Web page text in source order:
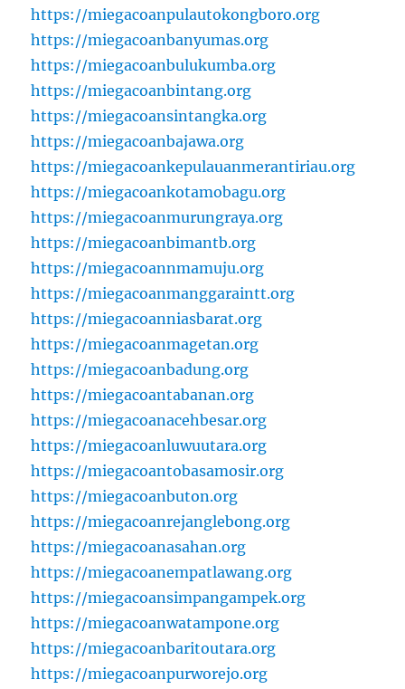
https://miegacoanpulautokongboro.org
https://miegacoanbanyumas.org
https://miegacoanbulukumba.org
https://miegacoanbintang.org
https://miegacoansintangka.org
https://miegacoanbajawa.org
https://miegacoankepulauanmerantiriau.org
https://miegacoankotamobagu.org
https://miegacoanmurungraya.org
https://miegacoanbimantb.org
https://miegacoannmamuju.org
https://miegacoanmanggaraintt.org
https://miegacoanniasbarat.org
https://miegacoanmagetan.org
https://miegacoanbadung.org
https://miegacoantabanan.org
https://miegacoanacehbesar.org
https://miegacoanluwuutara.org
https://miegacoantobasamosir.org
https://miegacoanbuton.org
https://miegacoanrejanglebong.org
https://miegacoanasahan.org
https://miegacoanempatlawang.org
https://miegacoansimpangampek.org
https://miegacoanwatampone.org
https://miegacoanbaritoutara.org
https://miegacoanpurworejo.org